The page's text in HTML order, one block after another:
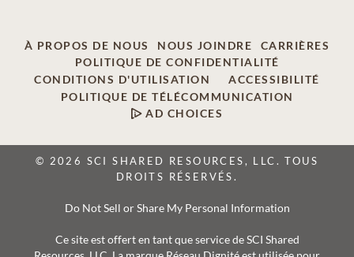
À PROPOS DE NOUS NOUS JOINDRE
CARRIÈRES
POLITIQUE DE CONFIDENTIALITÉ
CONDITIONS D'UTILISATION
ACCESSIBILITÉ
POLITIQUE DE TÉLÉCOMMUNICATION
AD CHOICES
© 2026 SCI SHARED RESOURCES, LLC. TOUS
DROITS RÉSERVÉS.
Do Not Sell or Share My Personal Information
Ce site est offert en tant que service de SCI Shared